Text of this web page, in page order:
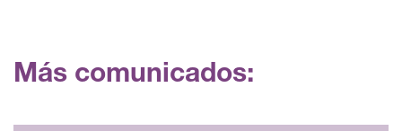
Más comunicados: